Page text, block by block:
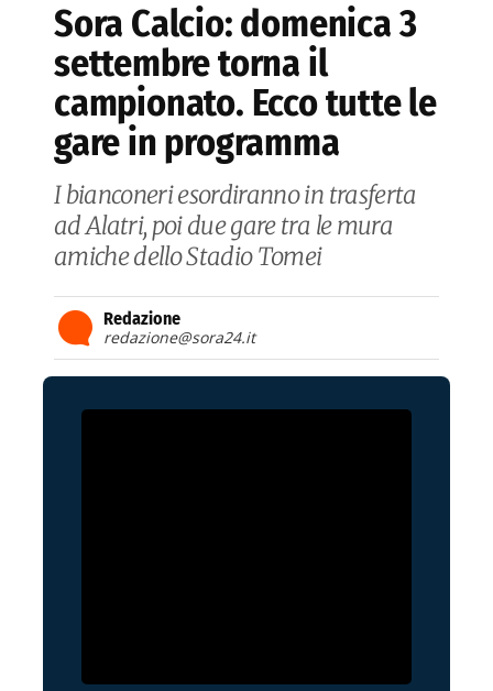
Sora Calcio: domenica 3
settembre torna il
campionato. Ecco tutte le
gare in programma
I bianconeri esordiranno in trasferta
ad Alatri, poi due gare tra le mura
amiche dello Stadio Tomei
Redazione
redazione@sora24.it